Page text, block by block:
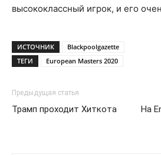
высококлассный игрок, и его
ИСТОЧНИК
Blackpoolgazette
ТЕГИ
European Masters 2020
Предыдущая статья
Трамп проходит Хиткота
На